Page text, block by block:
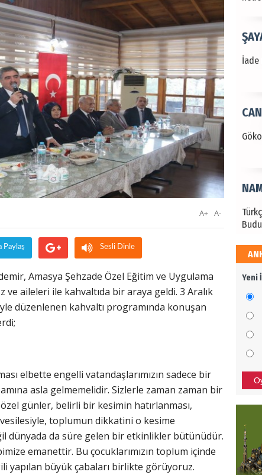
A-
A+
Paylaş Sesli Dinle
Amasya Şehzade Özel Eğitim ve Uygulama
aileleri ile kahvaltıda bir araya geldi. 3 Aralık
düzenlenen kahvaltı programında konuşan
elbette engelli vatandaşlarımızın sadece bir
asla gelmemelidir. Sizlerle zaman zaman bir
günler, belirli bir kesimin hatırlanması,
toplumun dikkatini o kesime
dünyada da süre gelen bir etkinlikler bütünüdür.
emanettir. Bu çocuklarımızın toplum içinde
yapılan büyük çabaları birlikte görüyoruz.
İade
Yeni